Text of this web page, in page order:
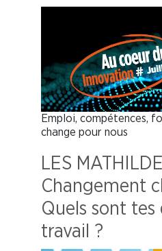
Emploi, compétences,
change pour nous
LES
Changement
Quels sont tes
travail ?